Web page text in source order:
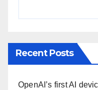
Recent Posts
OpenAI’s first AI